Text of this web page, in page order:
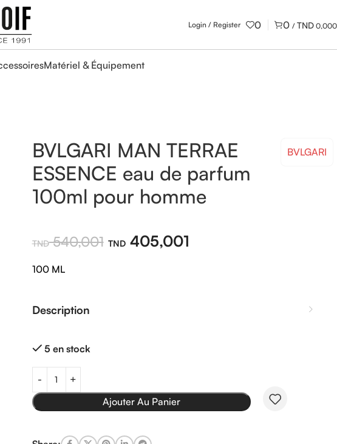
Login / Register 0 0 / 0,000
Matériel & Équipement
BVLGARI MAN TERRAE
ESSENCE eau de parfum
100ml pour homme
BVLGARI
540,001 405,001
100 ML
Description
5 en stock
Ajouter Au Panier